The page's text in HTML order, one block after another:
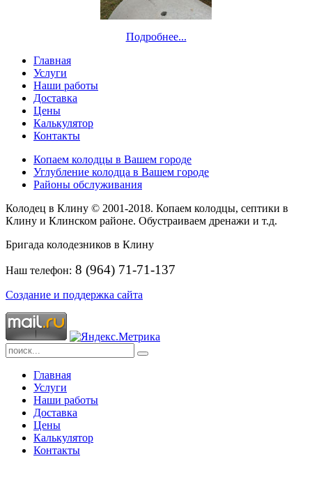
Подробнее...
Главная
Услуги
Наши работы
Доставка
Цены
Калькулятор
Контакты
Копаем колодцы в Вашем городе
Углубление колодца в Вашем городе
Районы обслуживания
Колодец в Клину © 2001-2018. Копаем колодцы, септики в
Клину и Клинском районе. Обустраиваем дренажи и т.д.
Бригада колодезников в Клину
Наш телефон: 8 (964) 71-71-137
Создание и поддержка сайта
Главная
Услуги
Наши работы
Доставка
Цены
Калькулятор
Контакты